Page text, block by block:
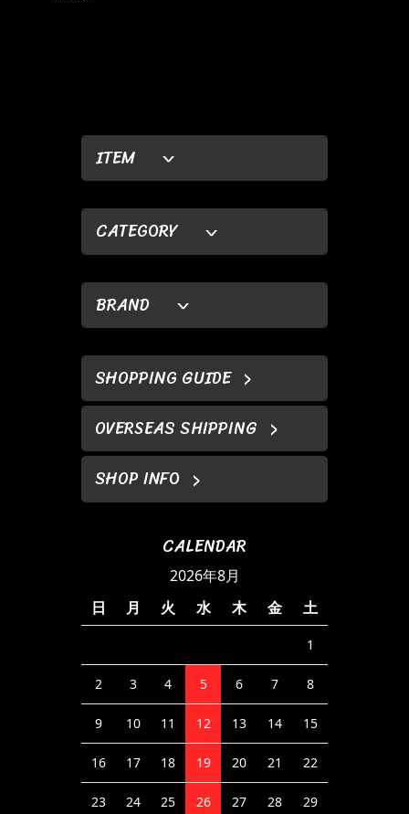
ITEM
CATEGORY
BRAND
SHOPPING GUIDE
OVERSEAS SHIPPING
SHOP INFO
CALENDAR
2026年8月
日
月 火 水 木 金 土
1
2 3 4 5 6 7 8
9 10 11 12 13 14 15
16 17 18 19 20 21 22
23 24 25 26 27 28 29